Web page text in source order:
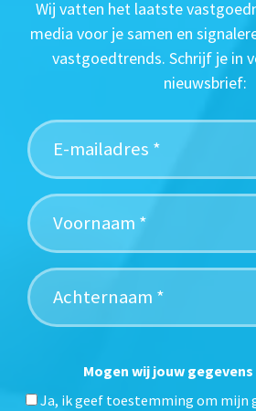
Wij vatten het laatste
media voor je samen en
vastgoedtrends. Schrijf je in
nieuwsbrief:
Mogen wij jouw
Ja, ik geef toestemming om mijn